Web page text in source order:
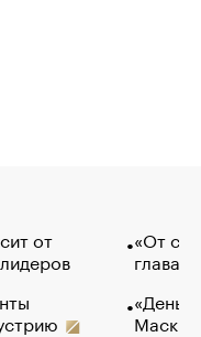
от
«От
глава
Маск в